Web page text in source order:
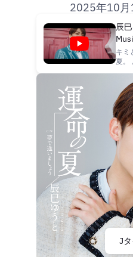
2025年10月
辰
キミ
夏。 辰巳ゆうと 9thシングル
2025
プ
勇
田光
い好
五郎
萩田
ナル
きた
（
J